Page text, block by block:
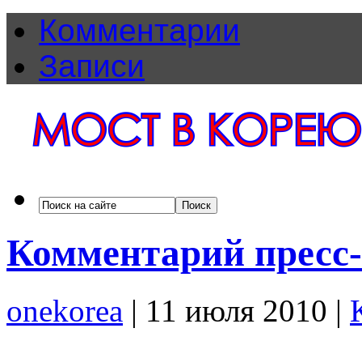
Комментарии
Записи
Комментарий
onekorea | 11 июля 2010 |